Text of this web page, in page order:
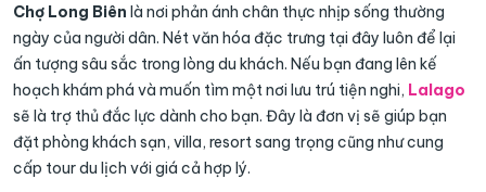
Chợ Long Biên là nơi phản ánh chân thực nhịp sống thường
ngày của người dân. Nét văn hóa đặc trưng tại đây luôn để lại
ấn tượng sâu sắc trong lòng du khách. Nếu bạn đang lên kế
hoạch khám phá và muốn tìm một nơi lưu trú tiện nghi, Lalago
sẽ là trợ thủ đắc lực dành cho bạn. Đây là đơn vị sẽ giúp bạn
đặt phòng khách sạn, villa, resort sang trọng cũng như cung
cấp tour du lịch với giá cả hợp lý.